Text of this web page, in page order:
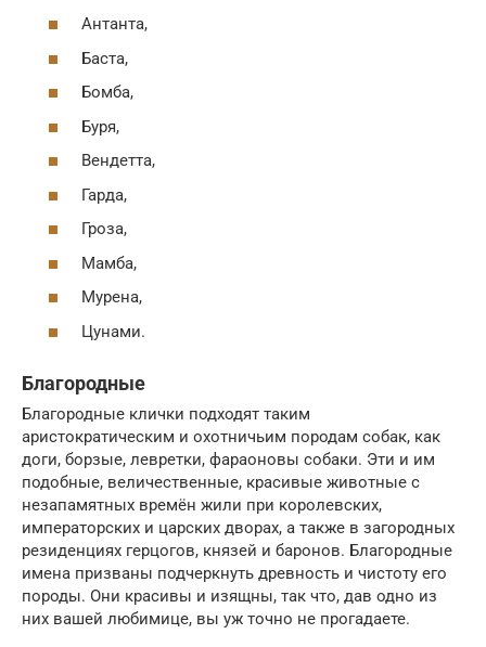
Антанта,
Баста,
Бомба,
Буря,
Вендетта,
Гарда,
Гроза,
Мамба,
Мурена,
Цунами.
Благородные
Благородные клички подходят таким
аристократическим и охотничьим породам собак, как
доги, борзые, левретки, фараоновы собаки. Эти и им
подобные, величественные, красивые животные с
незапамятных времён жили при королевских,
императорских и царских дворах, а также в загородных
резиденциях герцогов, князей и баронов. Благородные
имена призваны подчеркнуть древность и чистоту его
породы. Они красивы и изящны, так что, дав одно из
них вашей любимице, вы уж точно не прогадаете.